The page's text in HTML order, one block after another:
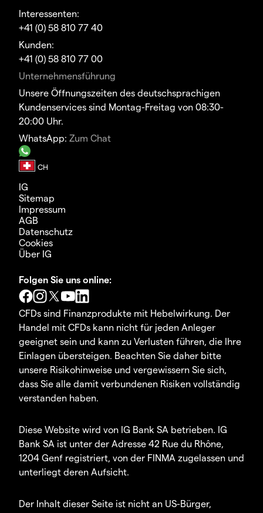
Interessenten:
+41 (0) 58 810 77 40
Kunden:
+41 (0) 58 810 77 00
Unternehmensführung
Unsere Öffnungszeiten des deutschsprachigen
Kundenservices sind Montag-Freitag von 08:30-
20:00 Uhr.
WhatsApp: Zum Chat
IG
Sitemap
Impressum
AGB
Datenschutz
Cookies
Über IG
Folgen Sie uns online:
CFDs sind Finanzprodukte mit Hebelwirkung. Der
Handel mit CFDs kann nicht für jeden Anleger
geeignet sein und kann zu Verlusten führen, die Ihre
Einlagen übersteigen. Beachten Sie daher bitte
unsere Risikohinweise und vergewissern Sie sich,
dass Sie alle damit verbundenen Risiken vollständig
verstanden haben.
Diese Website wird von IG Bank SA betrieben. IG
Bank SA ist unter der Adresse 42 Rue du Rhône,
1204 Genf registriert, von der FINMA zugelassen und
unterliegt deren Aufsicht.
Der Inhalt dieser Seite ist nicht an US-Bürger,